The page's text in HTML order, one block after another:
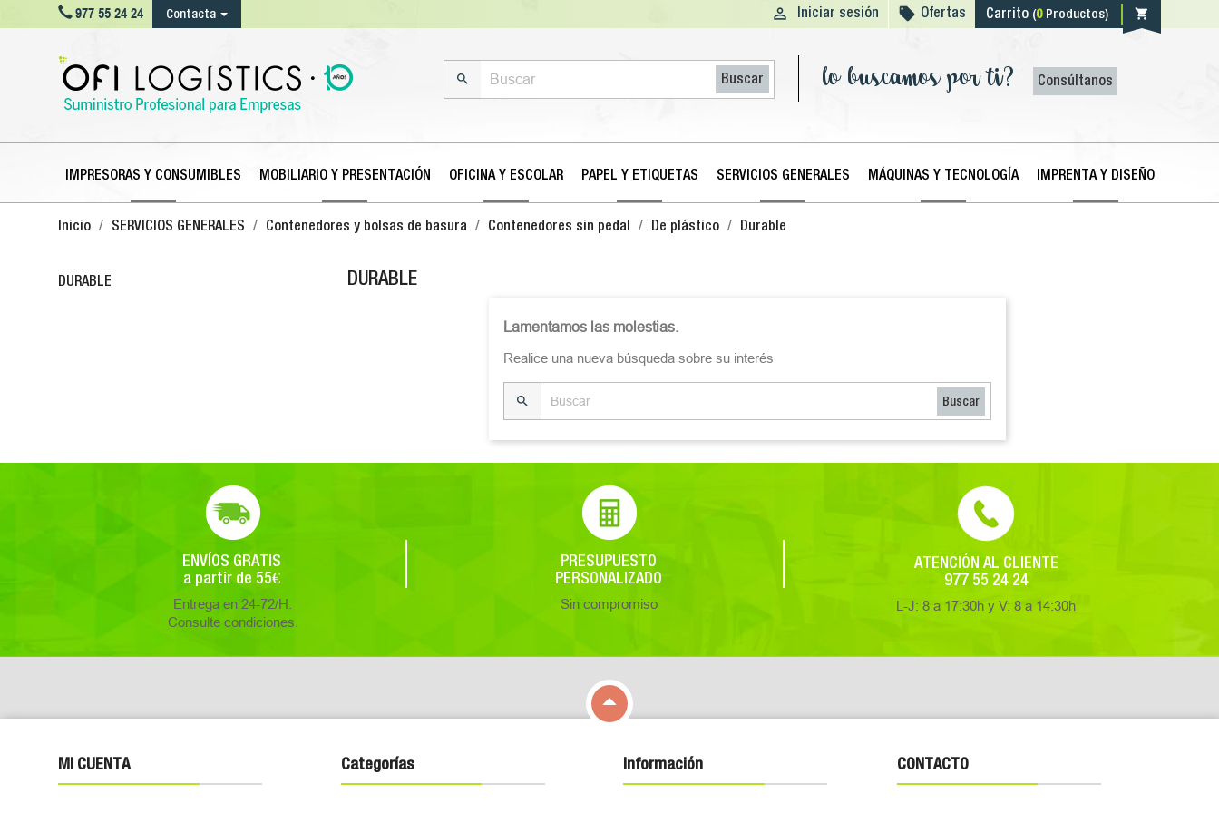
977 55 24 24 Contacta  Iniciar sesión  Ofertas Carrito (0Productos) shopping_cart
 Buscar lo buscamos por ti? Consúltanos
IMPRESORAS Y CONSUMIBLES MOBILIARIO Y PRESENTACIÓN OFICINA Y ESCOLAR PAPEL Y ETIQUETAS SERVICIOS GENERALES MÁQUINAS Y TECNOLOGÍA IMPRENTA Y DISEÑO
Inicio SERVICIOS GENERALES Contenedores y bolsas de basura Contenedores sin pedal De plástico Durable
DURABLE DURABLE
Lamentamos las molestias.
Realice una nueva búsqueda sobre su interés
 Buscar
ENVÍOS GRATIS
a partir de 55€
Entrega en 24-72/H.
Consulte condiciones.
PRESUPUESTO
PERSONALIZADO
Sin compromiso
ATENCIÓN AL CLIENTE
977 55 24 24
L-J: 8 a 17:30h y V: 8 a 14:30h

MI CUENTA Categorías Información CONTACTO